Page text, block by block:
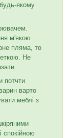
якому
м'якою
пляма, то
Не
потчти
варто
меблі з
спокійною